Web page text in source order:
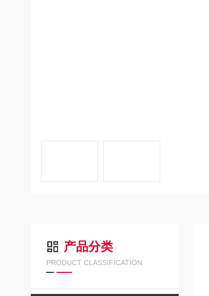
产品分类
PRODUCT CLASSIFICATION